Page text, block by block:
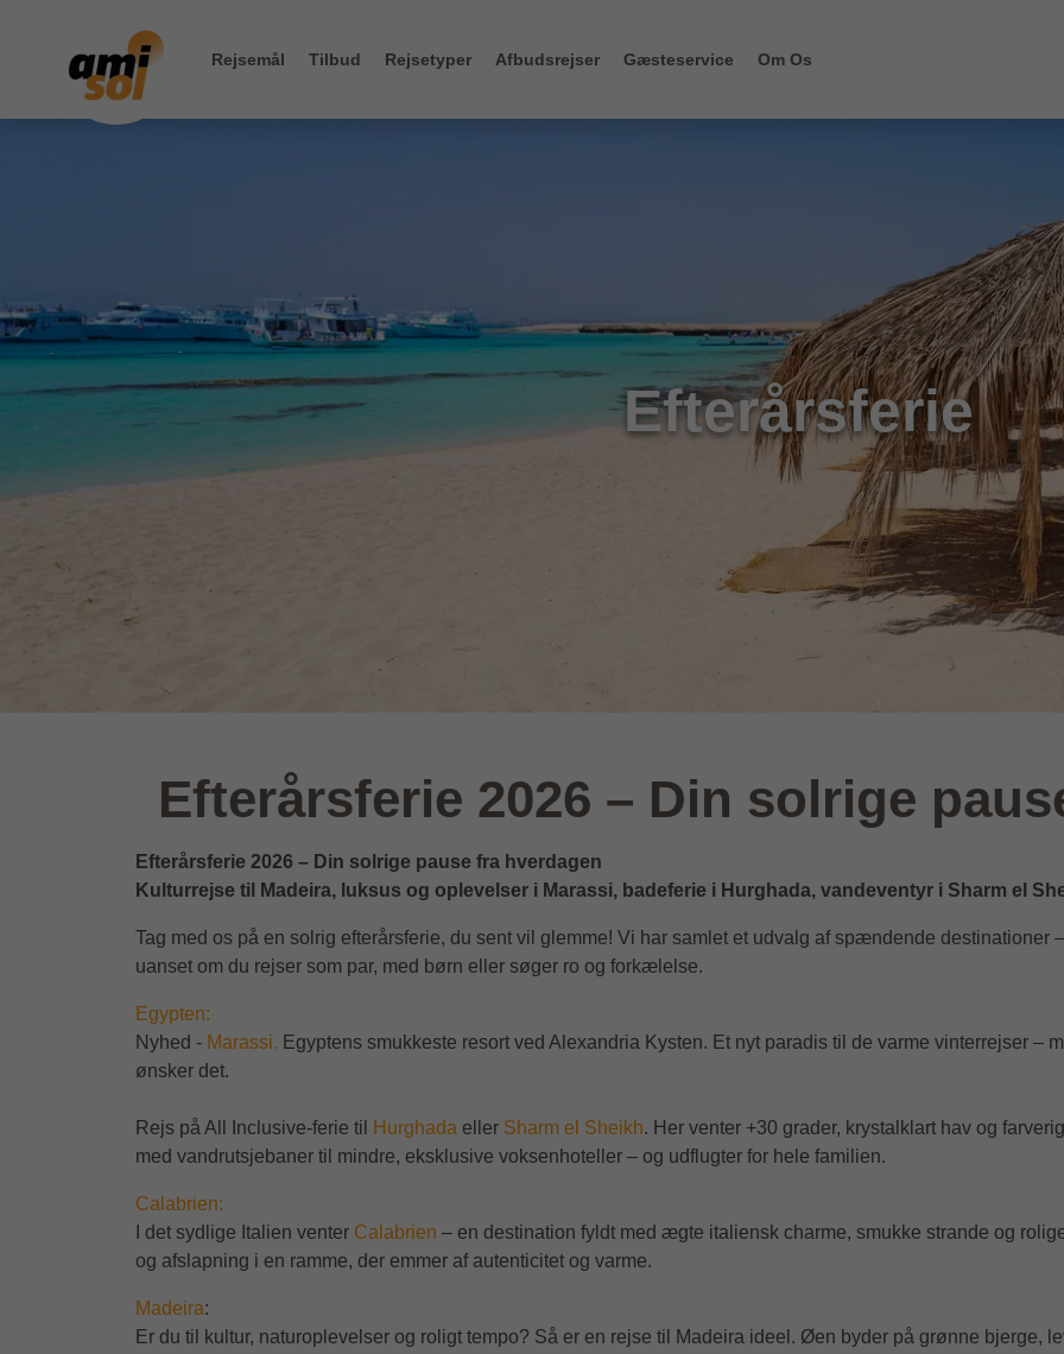
Rejsemål Tilbud Rejsetyper Afbudsrejser Gæsteservice Om Os
Efterårsferie
Efterårsferie 2026 – Din solrige
Efterårsferie 2026 – Din solrige pause fra hverdagen
Kulturrejse til Madeira, luksus og oplevelser i Marassi, badeferie i Hurghada, vandeventyr i Sharm el
Tag med os på en solrig efterårsferie, du sent vil glemme! Vi har samlet et udvalg af spændende destinationer
uanset om du rejser som par, med børn eller søger ro og forkælelse.
Egypten:
Nyhed - Marassi. Egyptens smukkeste resort ved Alexandria Kysten. Et nyt paradis til de varme vinterrejser –
ønsker det.
Rejs på All Inclusive-ferie til Hurghada eller Sharm el Sheikh. Her venter +30 grader, krystalklart hav og
med vandrutsjebaner til mindre, eksklusive voksenhoteller – og udflugter for hele familien.
Calabrien:
I det sydlige Italien venter Calabrien – en destination fyldt med ægte italiensk charme, smukke strande og
og afslapning i en ramme, der emmer af autenticitet og varme.
Madeira:
Er du til kultur, naturoplevelser og roligt tempo? Så er en rejse til Madeira ideel. Øen byder på grønne bjerge,